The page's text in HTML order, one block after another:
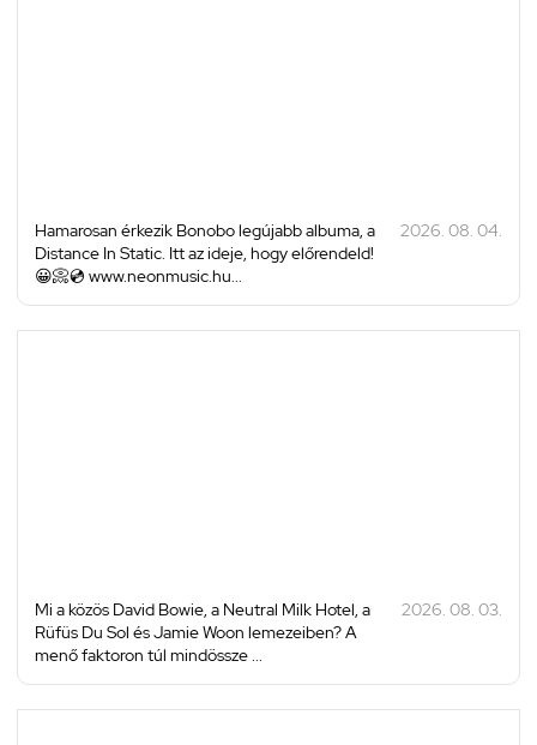
Hamarosan érkezik Bonobo legújabb albuma, a
Distance In Static. Itt az ideje, hogy előrendeld!
😀📀💿 www.neonmusic.hu...
2026. 08. 04.
Mi a közös David Bowie, a Neutral Milk Hotel, a
Rüfüs Du Sol és Jamie Woon lemezeiben? A
menő faktoron túl mindössze ...
2026. 08. 03.